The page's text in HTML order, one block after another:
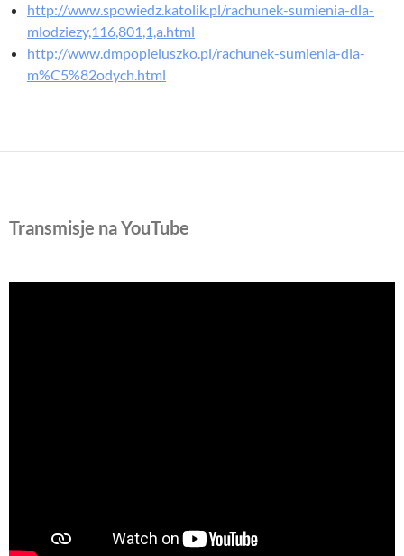
http://www.spowiedz.katolik.pl/rachunek-sumienia-dla-
mlodziezy,116,801,1,a.html
http://www.dmpopieluszko.pl/rachunek-sumienia-dla-
m%C5%82odych.html
Transmisje na YouTube